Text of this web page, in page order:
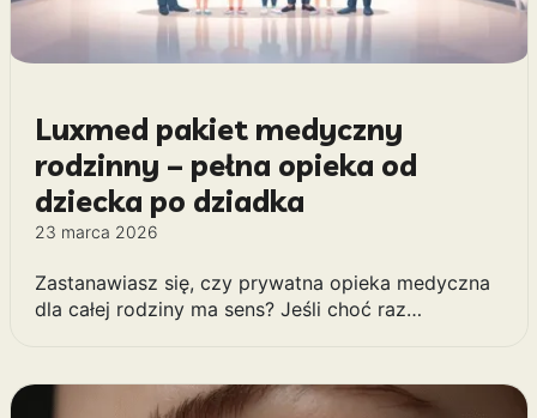
Luxmed pakiet medyczny
rodzinny – pełna opieka od
dziecka po dziadka
23 marca 2026
Zastanawiasz się, czy prywatna opieka medyczna
dla całej rodziny ma sens? Jeśli choć raz…